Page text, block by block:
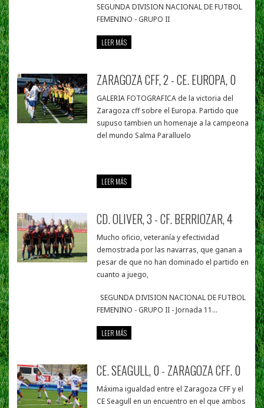
SEGUNDA DIVISION NACIONAL DE FUTBOL
FEMENINO - GRUPO II
LEER MÁS
ZARAGOZA CFF, 2 - CE. EUROPA, 0
GALERIA FOTOGRAFICA de la victoria del
Zaragoza cff sobre el Europa. Partido que
supuso tambien un homenaje a la campeona
del mundo Salma Paralluelo
LEER MÁS
CD. OLIVER, 3 - CF. BERRIOZAR, 4
Mucho oficio, veteranía y efectividad
demostrada por las navarras, que ganan a
pesar de que no han dominado el partido en
cuanto a juego,
SEGUNDA DIVISION NACIONAL DE FUTBOL
FEMENINO - GRUPO II - Jornada 11...
LEER MÁS
CE. SEAGULL, 0 - ZARAGOZA CFF. 0
Máxima igualdad entre el Zaragoza CFF y el
CE Seagull en un encuentro en el que ambos